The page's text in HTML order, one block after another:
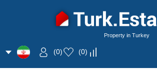
Property in Turkey
(
0
)
(
0
)